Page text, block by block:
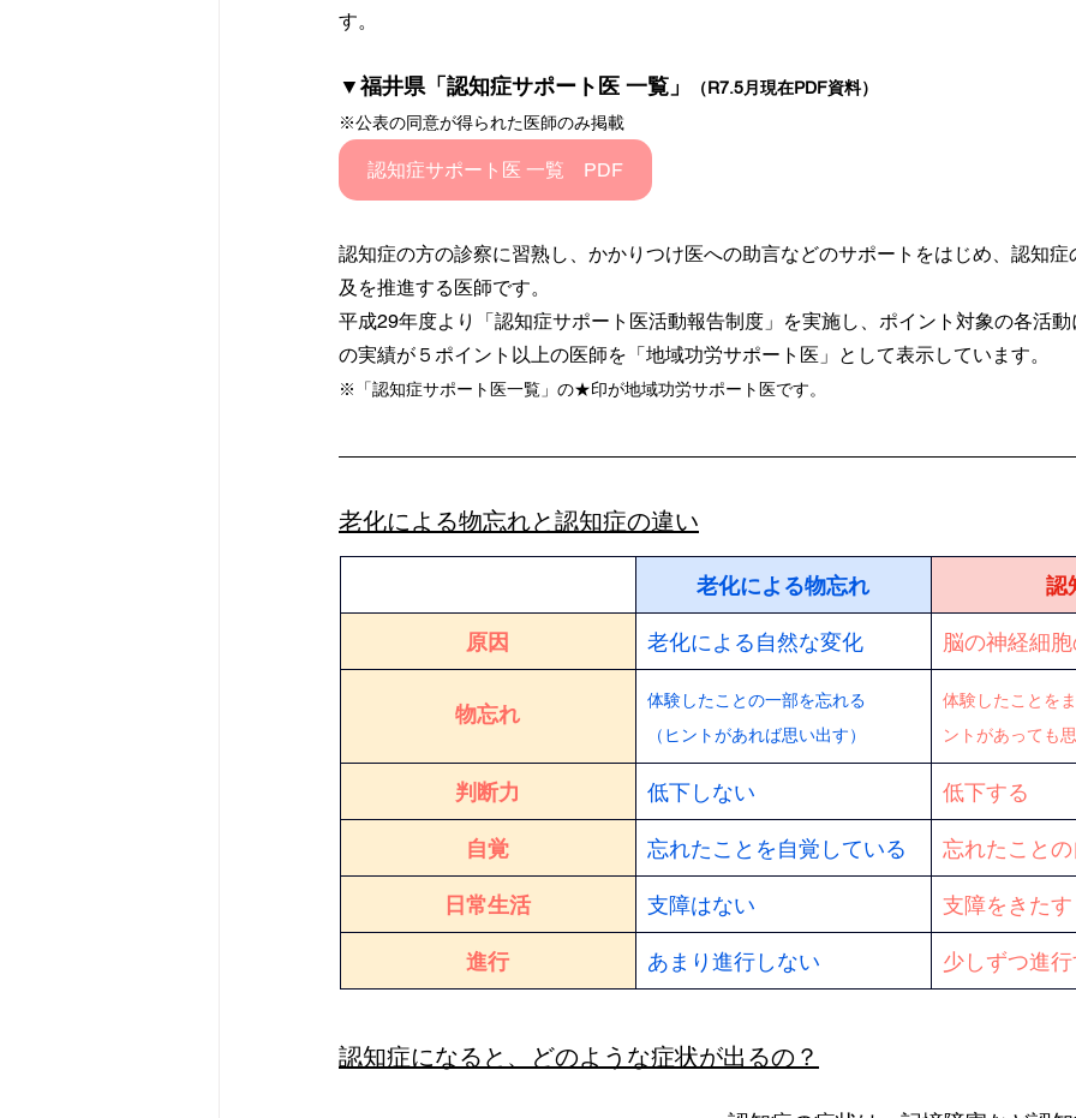
す。
▼福井県「認知症サポート医 一覧」
（R7.5月現在PDF資料）
※公表の同意が得られた医師のみ掲載
認知症サポート医 一覧 PDF
認知症の方の診察に習熟し、かかりつけ医への助言などのサポートをはじめ、認知症
及を推進する医師です。
平成29年度より「認知症サポート医活動報告制度」を実施し、ポイント対象の各活
の実績が５ポイント以上の医師を「地域功労サポート医」として表示しています。
※「認知症サポート医一覧」の★印が地域功労サポート医です。
老化による物忘れと認知症の違い
老化による物忘れ 認
原因 老化による自然な変化 脳の神経細
物忘れ
体験したことの一部を忘れる
（ヒントがあれば思い出す）
体験したことを
ントがあっても
判断力 低下しない 低下する
自覚 忘れたことを自覚している 忘れたこと
日常生活 支障はない 支障をきたす
進行 あまり進行しない 少しずつ進
認知症になると、どのような症状が出るの？